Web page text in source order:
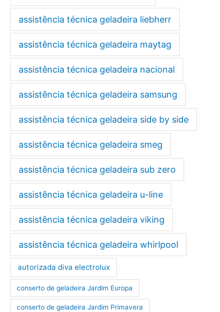
assistência técnica geladeira liebherr
assistência técnica geladeira maytag
assistência técnica geladeira nacional
assistência técnica geladeira samsung
assistência técnica geladeira side by side
assistência técnica geladeira smeg
assistência técnica geladeira sub zero
assistência técnica geladeira u-line
assistência técnica geladeira viking
assistência técnica geladeira whirlpool
autorizada diva electrolux
conserto de geladeira Jardim Europa
conserto de geladeira Jardim Primavera